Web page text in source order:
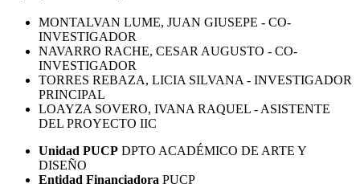
MONTALVAN LUME, JUAN GIUSEPE - CO-
INVESTIGADOR
NAVARRO RACHE, CESAR AUGUSTO - CO-
INVESTIGADOR
TORRES REBAZA, LICIA SILVANA - INVESTIGADOR
PRINCIPAL
LOAYZA SOVERO, IVANA RAQUEL - ASISTENTE
DEL PROYECTO IIC
Unidad PUCP DPTO ACADÉMICO DE ARTE Y
DISEÑO
Entidad Financiadora PUCP